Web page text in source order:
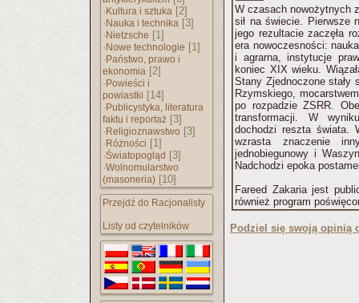
· Kultura i sztuka [2]
· Nauka i technika [3]
· Nietzsche [1]
· Nowe technologie [1]
· Państwo, prawo i
ekonomia [2]
· Powieści i
powiastki [14]
· Publicystyka, literatura
faktu i reportaż [3]
· Religioznawstwo [3]
· Różności [1]
·Światopogląd [3]
·Wolnomularstwo
(masoneria) [10]
Przejdź do Racjonalisty
Listy od czytelników
W czasach nowożytnych
sił na świecie. Pierwsze
jego rezultacie zaczęła
era nowoczesności:
i agrarna, instytucje
koniec XIX wieku.
Stany Zjednoczone stały
Rzymskiego,
po rozpadzie ZSRR.
transformacji. W
dochodzi reszta świata.
wzrasta znaczenie
jednobiegunowy i
Nadchodzi epoka
Fareed Zakaria jest
również program
Podziel się swoją opinią